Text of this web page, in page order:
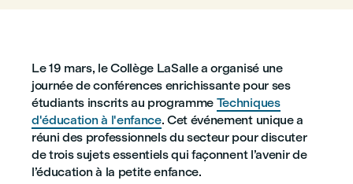
Le 19 mars, le Collège LaSalle a organisé une
journée de conférences enrichissante pour ses
étudiants inscrits au programme Techniques
d'éducation à l'enfance. Cet événement unique a
réuni des professionnels du secteur pour discuter
de trois sujets essentiels qui façonnent l’avenir de
l’éducation à la petite enfance.